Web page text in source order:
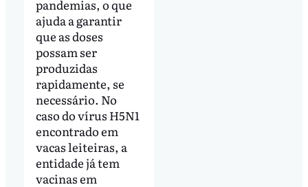
pandemias, o que
ajuda a garantir
que as doses
possam ser
produzidas
rapidamente, se
necessário. No
caso do vírus H5N1
encontrado em
vacas leiteiras, a
entidade já tem
vacinas em